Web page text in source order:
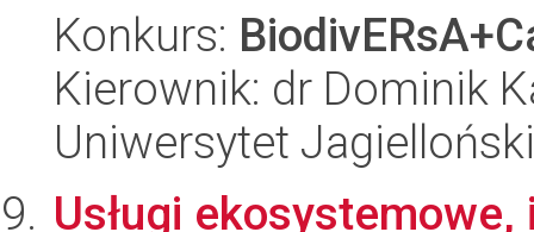
Konkurs:
Kierownik: dr Dominik
Uniwersytet
Usługi